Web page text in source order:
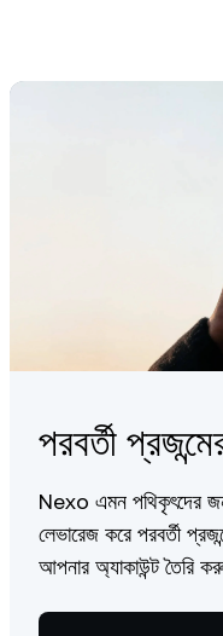
milestones.
পরবর্তী
Nexo এমন পথিকৃৎদের
লেভারেজ করে পরবর্তী
আপনার অ্যাকাউন্ট তৈরি